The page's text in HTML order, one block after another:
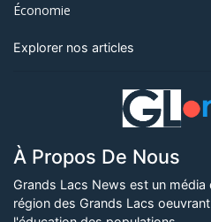
Économie
Explorer nos articles
À Propos De Nous
Grands Lacs News est un
région des Grands Lacs